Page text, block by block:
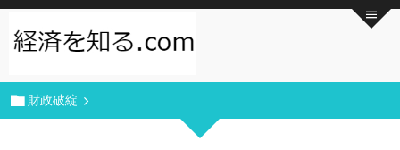
財政破綻